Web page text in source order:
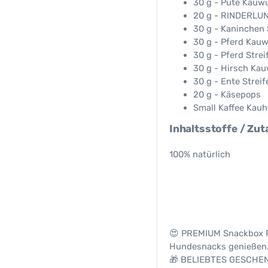
30 g - Pute
20 g -
30 g - Kaninchen
30 g - Pferd
30 g - Pferd
30 g - Hirsch
30 g - Ente
20 g - Käsepops
Small Kaffee
Inhaltsstoffe /
100% natürlich
😍 PREMIUM
Hundesnacks
🎁 BELIEBTES